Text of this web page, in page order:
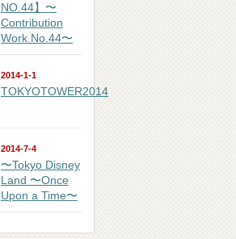
NO.44】〜
Contribution
Work No.44〜
2014-1-1
TOKYOTOWER2014
2014-7-4
〜Tokyo Disney
Land 〜Once
Upon a Time〜